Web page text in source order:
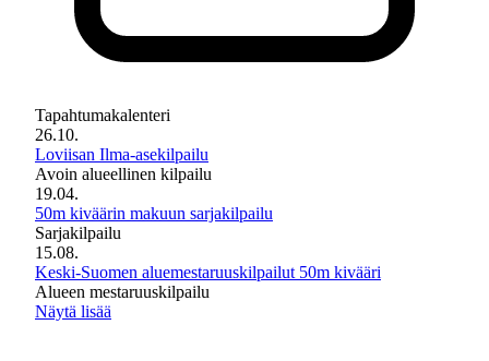
Tapahtumakalenteri
26.10.
Loviisan Ilma-asekilpailu
Avoin alueellinen kilpailu
19.04.
50m kiväärin makuun sarjakilpailu
Sarjakilpailu
15.08.
Keski-Suomen aluemestaruuskilpailut 50m kivääri
Alueen mestaruuskilpailu
Näytä lisää